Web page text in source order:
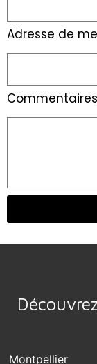
Adresse de
Montpellier